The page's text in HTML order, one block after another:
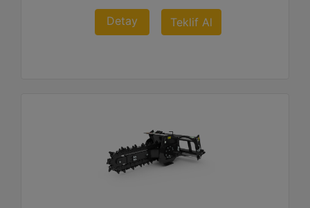
Detay Teklif Al